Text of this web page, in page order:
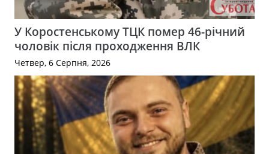
У Коростенському ТЦК помер 46-річний
чоловік після проходження ВЛК
Четвер, 6 Серпня, 2026